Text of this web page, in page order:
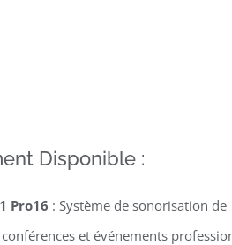
Disponible :
Pro16 : Système de sonorisation
et événements